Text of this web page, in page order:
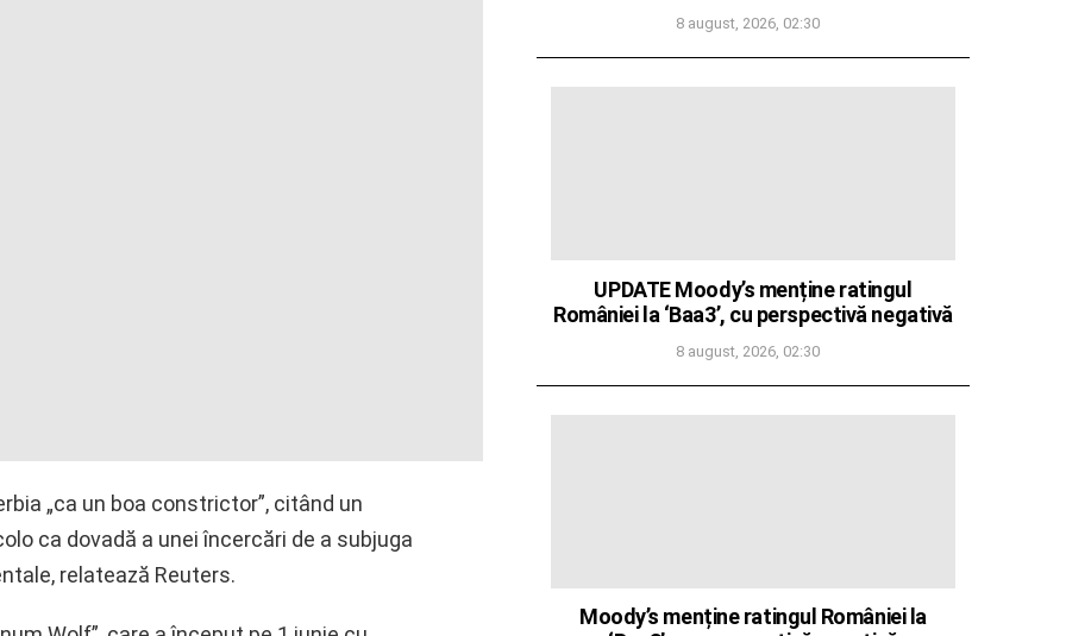
„ca un boa constrictor”, citând un
ca dovadă a unei încercări de a subjuga
relatează Reuters.
8 august, 2026, 02:30
UPDATE Moody’s menține ratingul
României la ‘Baa3’, cu perspectivă negativă
8 august, 2026, 02:30
Moody’s menține ratingul României la